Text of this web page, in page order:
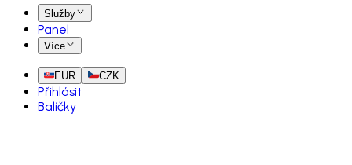
Služby
Panel
Více
EUR CZK
Přihlásit
Balíčky